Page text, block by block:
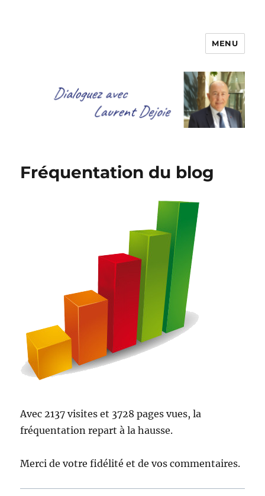
Dialoguez avec Laurent Dejoie
MENU
Fréquentation du blog
Avec 2137 visites et 3728 pages vues, la
fréquentation repart à la hausse.
Merci de votre fidélité et de vos commentaires.